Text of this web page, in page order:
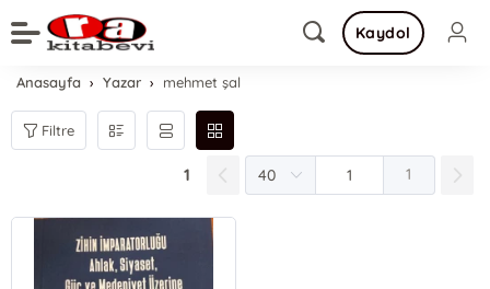
Kaydol
Anasayfa Yazar mehmet şal
Filtre
1 1